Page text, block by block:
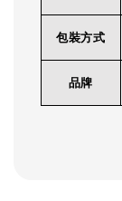
包裝方式
品牌